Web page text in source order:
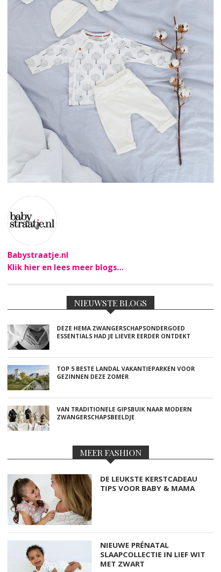
Babystraatje.nl
Klik hier en lees meer blogs…
NIEUWSTE BLOGS
DEZE HEMA ZWANGERSCHAPSONDERGOED
ESSENTIALS HAD JE LIEVER EERDER ONTDEKT
TOP 5 BESTE LANDAL VAKANTIEPARKEN VOOR
GEZINNEN DEZE ZOMER
VAN TRADITIONELE GIPSBUIK NAAR MODERN
ZWANGERSCHAPSBEELDJE
MEER FASHION
DE LEUKSTE KERSTCADEAU
TIPS VOOR BABY & MAMA
NIEUWE PRÉNATAL
SLAAPCOLLECTIE IN LIEF WIT
MET ZWART